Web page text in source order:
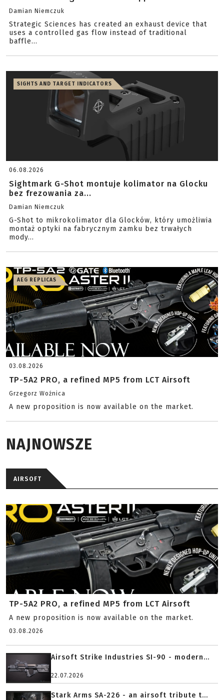
Damian Niemczuk
Strategic Sciences has created an exhaust device that
uses a controlled gas flow instead of traditional
baffle...
SIGHTS AND TARGET INDICATORS
06.08.2026
Sightmark G-Shot montuje kolimator na Glocku
bez frezowania za...
Damian Niemczuk
G-Shot to mikrokolimator dla Glocków, który umożliwia
montaż optyki na fabrycznym zamku bez trwałych
mody...
AEG REPLICAS
03.08.2026
TP-5A2 PRO, a refined MP5 from LCT Airsoft
Grzegorz Woźnica
A new proposition is now available on the market.
NAJNOWSZE
AIRSOFT
TP-5A2 PRO, a refined MP5 from LCT Airsoft
A new proposition is now available on the market.
03.08.2026
Airsoft Strike Industries SI-90 - modern...
22.07.2026
Stark Arms SA-226 - an airsoft tribute t...